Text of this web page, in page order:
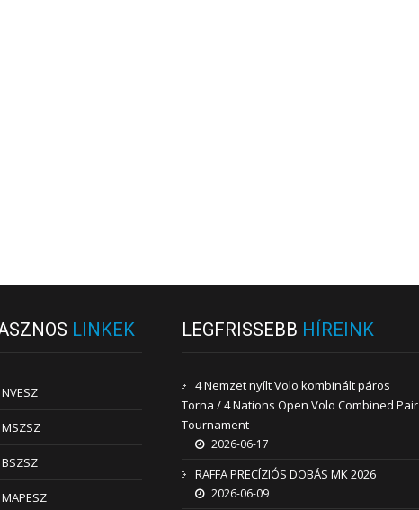
LINKEK
NVESZ
MSZSZ
BSZSZ
MAPESZ
LEGFRISSEBB HÍREINK
4 Nemzet nyílt Volo kombinált páros
Torna / 4 Nations Open Volo Combined Pair
Tournament
2026-06-17
RAFFA PRECÍZIÓS DOBÁS MK 2026
2026-06-09